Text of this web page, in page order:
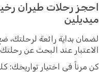
احجز رحلات طيران
ميديلين
لضمان بداية رائعة لرحلتك،
الاعتبار عند البحث عن
كن مرناً في اختيار تواريخك: